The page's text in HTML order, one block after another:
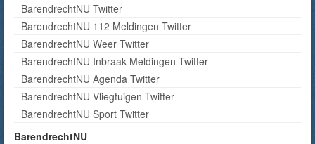
BarendrechtNU Twitter
BarendrechtNU 112 Meldingen Twitter
BarendrechtNU Weer Twitter
BarendrechtNU Inbraak Meldingen Twitter
BarendrechtNU Agenda Twitter
BarendrechtNU Vliegtuigen Twitter
BarendrechtNU Sport Twitter
BarendrechtNU